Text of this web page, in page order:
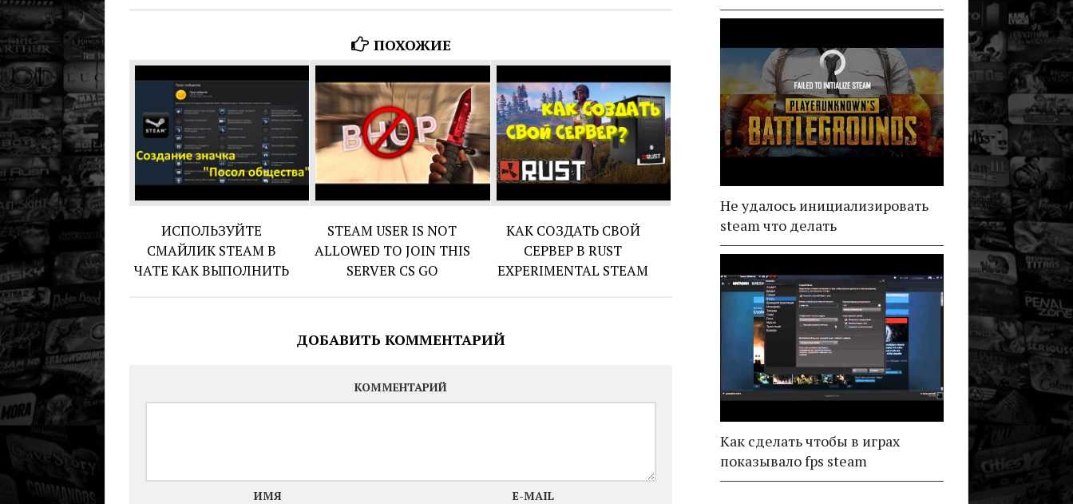
ПОХОЖИЕ
ИСПОЛЬЗУЙТЕ
СМАЙЛИК STEAM В
ЧАТЕ КАК ВЫПОЛНИТЬ
STEAM USER IS NOT
ALLOWED TO JOIN THIS
SERVER CS GO
КАК СОЗДАТЬ СВОЙ
СЕРВЕР В RUST
EXPERIMENTAL STEAM
ДОБАВИТЬ КОММЕНТАРИЙ
КОММЕНТАРИЙ
ИМЯ E-MAIL
Не удалось инициализировать
steam что делать
Как сделать чтобы в играх
показывало fps steam